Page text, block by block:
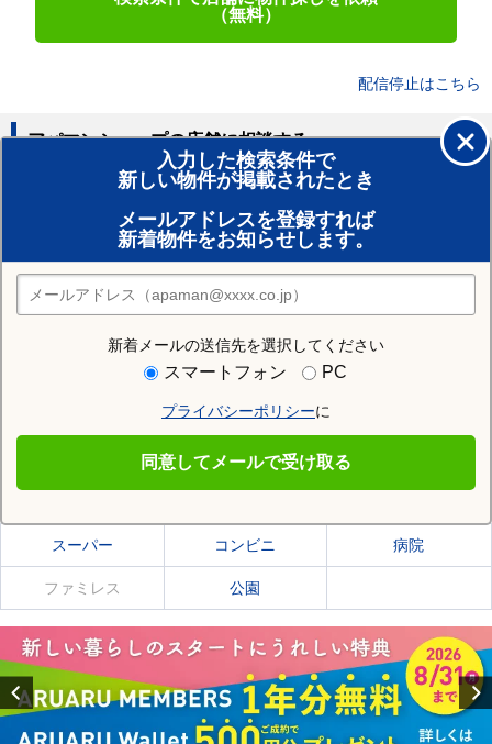
（無料）
配信停止はこちら
入力した検索条件で
新しい物件が掲載されたとき
メールアドレスを登録すれば
新着物件をお知らせします。
新着メールの送信先を選択してください
スマートフォン PC
プライバシーポリシーに
同意してメールで受け取る
アパマンショップの店舗に相談する
賃貸のプロがお部屋探し！
おまかせ物件リクエスト
住みたい街の店舗を探す
店舗検索
住む街研究所で加美郡加美町の情報を見る
加美郡加美町の施設一覧
スーパー コンビニ 病院
ファミレス 公園
Previous